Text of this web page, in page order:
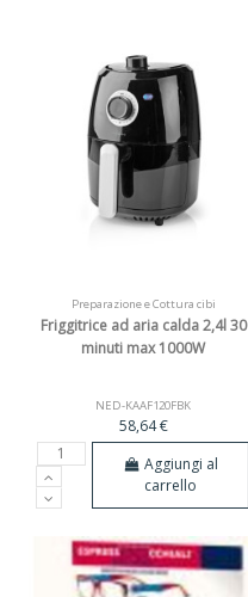
Preparazione e Cottura cibi
Friggitrice ad aria calda 2,4l 30
minuti max 1000W
NED-KAAF120FBK
58,64 €
Aggiungi al
carrello